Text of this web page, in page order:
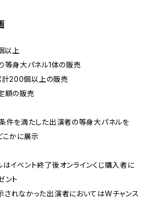
以上
等身大パネル1体の販売
計200個以上の販売
額の販売
件を満たした出演者の等身大パネルを
かに展示
イベント終了後オンラインくじ購入者に
ント
れなかった出演者においてはWチャンス